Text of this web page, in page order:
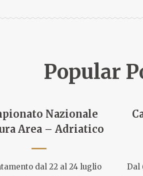
Popular
Nazionale
Area – Adriatico
dal 22 al 24 luglio
Dal